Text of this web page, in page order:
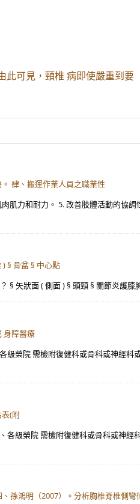
此可見，頸椎 病即使嚴重到要
肆、搬運作業人員之職業性
肌力和耐力。 5. 改善肢體活動的協
§ 骨盆 § 中心點
§ 矢狀面 ( 側面 ) § 頭頸 § 關節炎護
身障醫療
級榮院 需檢附復健科或骨科或神經
(附
各級榮院 需檢附復健科或骨科或神
孫鴻明（2007）。分析胸椎脊椎側彎